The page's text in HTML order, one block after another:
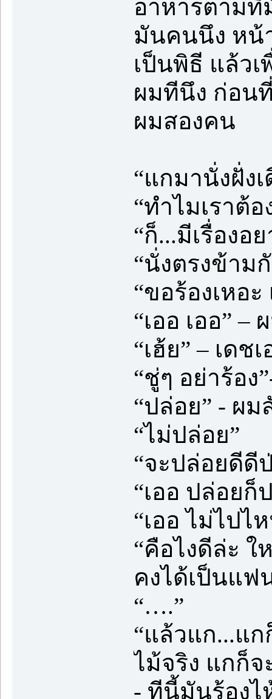
อาหารตามที่
มันคนนึง หน้
เป็นพิธี แล้ว
ผมทีนึง ก่อน
ผมสองคน
“แกมานั่งฝั่ง
“ทำไมเราต้
“ก็...มีเรื่องอ
“นั่งตรงข้าม
“ขอร้องเหอะ
“เออ เออ”
“เฮ้ย” – เด
“ชู่ๆ อย่าร้อ
“ปล่อย” - ผม
“ไม่ปล่อย”
“จะปล่อยดีดี
“เออ ปล่อย
“เออ ไม่ไปไ
“คือไงดีล่ะ ใ
คงได้เป็นแฟ
“….”
“แล้วแก...แ
ไม้จริง แกก็จ
- ทีนี้มันร้อง